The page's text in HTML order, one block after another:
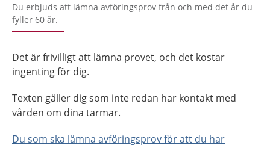
Du erbjuds att lämna avföringsprov från och med det år du
fyller 60 år.
Det är frivilligt att lämna provet, och det kostar
ingenting för dig.
Texten gäller dig som inte redan har kontakt med
vården om dina tarmar.
Du som ska lämna avföringsprov för att du har